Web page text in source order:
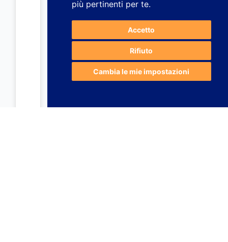
più pertinenti per te.
Accetto
Rifiuto
Cambia le mie impostazioni